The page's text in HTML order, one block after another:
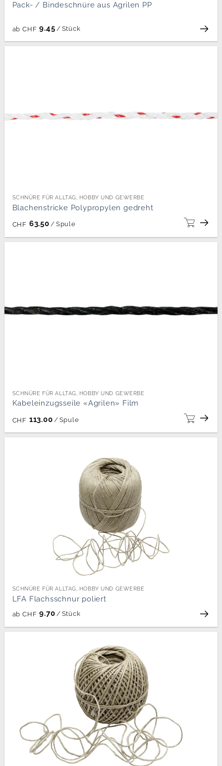
Pack- / Bindeschnüre aus Agrilen PP
ab CHF 9.45 / Stück
SCHNÜRE FÜR ALLTAG, HOBBY UND GEWERBE
Blachenstricke Polypropylen gedreht
CHF 63.50 / Spule
SCHNÜRE FÜR ALLTAG, HOBBY UND GEWERBE
Kabeleinzugsseile «Agrilen» Film
CHF 113.00 / Spule
SCHNÜRE FÜR ALLTAG, HOBBY UND GEWERBE
LFA Flachsschnur poliert
ab CHF 9.70 / Stück